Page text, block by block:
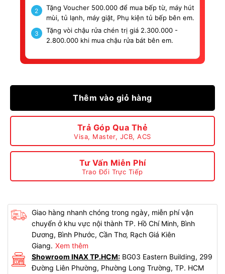
2
Tặng Voucher 500.000 để mua bếp từ, máy hút
mùi, tủ lạnh, máy giặt, Phụ kiện tủ bếp bên em.
3
Tặng vòi chậu rửa chén trị giá 2.300.000 -
2.800.000 khi mua chậu rửa bát bên em.
Thêm vào giỏ hàng
Trả Góp Qua Thẻ
Visa, Master, JCB, ACS
Tư Vấn Miễn Phí
Trao Đổi Trực Tiếp
Giao hàng nhanh chóng trong ngày, miễn phí vận
chuyển ở khu vực nội thành TP. Hồ Chí Minh, Bình
Dương, Bình Phước, Cần Thơ, Rạch Giá Kiên
Giang. Xem thêm
Showroom INAX TP.HCM:BG03 Eastern Building, 299
Đường Liên Phường, Phường Long Trường, TP. HCM